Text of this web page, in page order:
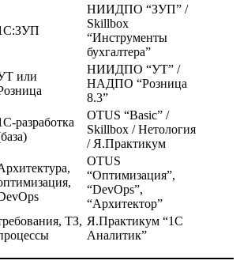
НИИДПО “ЗУП” /
Skillbox
“Инструменты
бухгалтера”
или
НИИДПО “УТ” /
НАДПО “Розница
8.3”
разработка
OTUS “Basic” /
Skillbox / Нетология
/ Я.Практикум
OTUS
“Оптимизация”,
“DevOps”,
“Архитектор”
ТЗ, Я.Практикум “1С
Аналитик”